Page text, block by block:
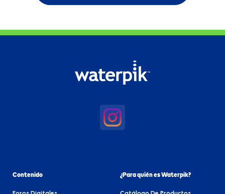
Contenido ¿Para quién es Waterpik?